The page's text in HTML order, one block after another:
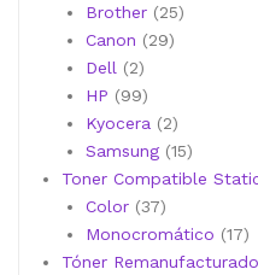
Brother 2525
Canon 2929
Dell 22
productos
HP 9999
productos
Kyocera 22
productos
Samsung 1515
Toner Compatible
Color 3737
productos
Monocromático 1717
Tóner Remanufacturado